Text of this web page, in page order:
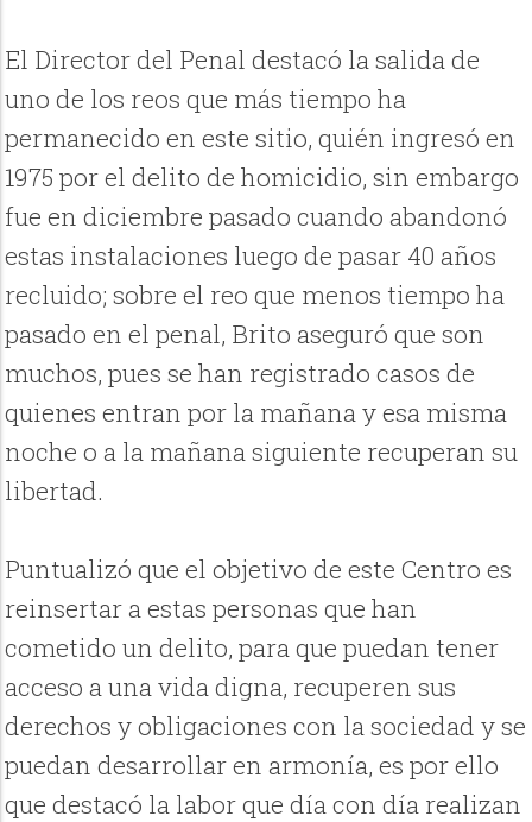
El Director del Penal destacó la salida de
uno de los reos que más tiempo ha
permanecido en este sitio, quién ingresó en
1975 por el delito de homicidio, sin embargo
fue en diciembre pasado cuando abandonó
estas instalaciones luego de pasar 40 años
recluido; sobre el reo que menos tiempo ha
pasado en el penal, Brito aseguró que son
muchos, pues se han registrado casos de
quienes entran por la mañana y esa misma
noche o a la mañana siguiente recuperan su
libertad.
Puntualizó que el objetivo de este Centro es
reinsertar a estas personas que han
cometido un delito, para que puedan tener
acceso a una vida digna, recuperen sus
derechos y obligaciones con la sociedad y se
puedan desarrollar en armonía, es por ello
que destacó la labor que día con día realizan